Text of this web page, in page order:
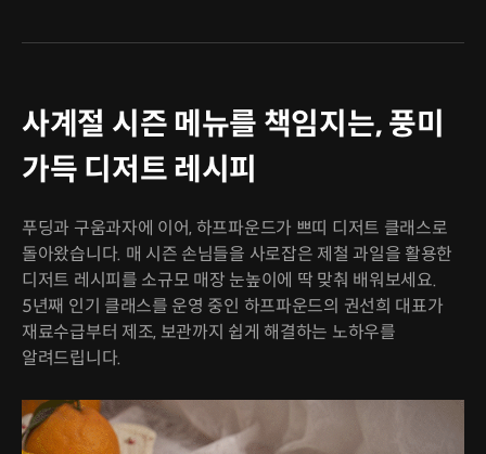
사계절 시즌 메뉴를 책임지는, 풍미
가득 디저트 레시피
푸딩과 구움과자에 이어, 하프파운드가 쁘띠 디저트 클래스로
돌아왔습니다. 매 시즌 손님들을 사로잡은 제철 과일을 활용한
디저트 레시피를 소규모 매장 눈높이에 딱 맞춰 배워보세요.
5년째 인기 클래스를 운영 중인 하프파운드의 권선희 대표가
재료수급부터 제조, 보관까지 쉽게 해결하는 노하우를
알려드립니다.